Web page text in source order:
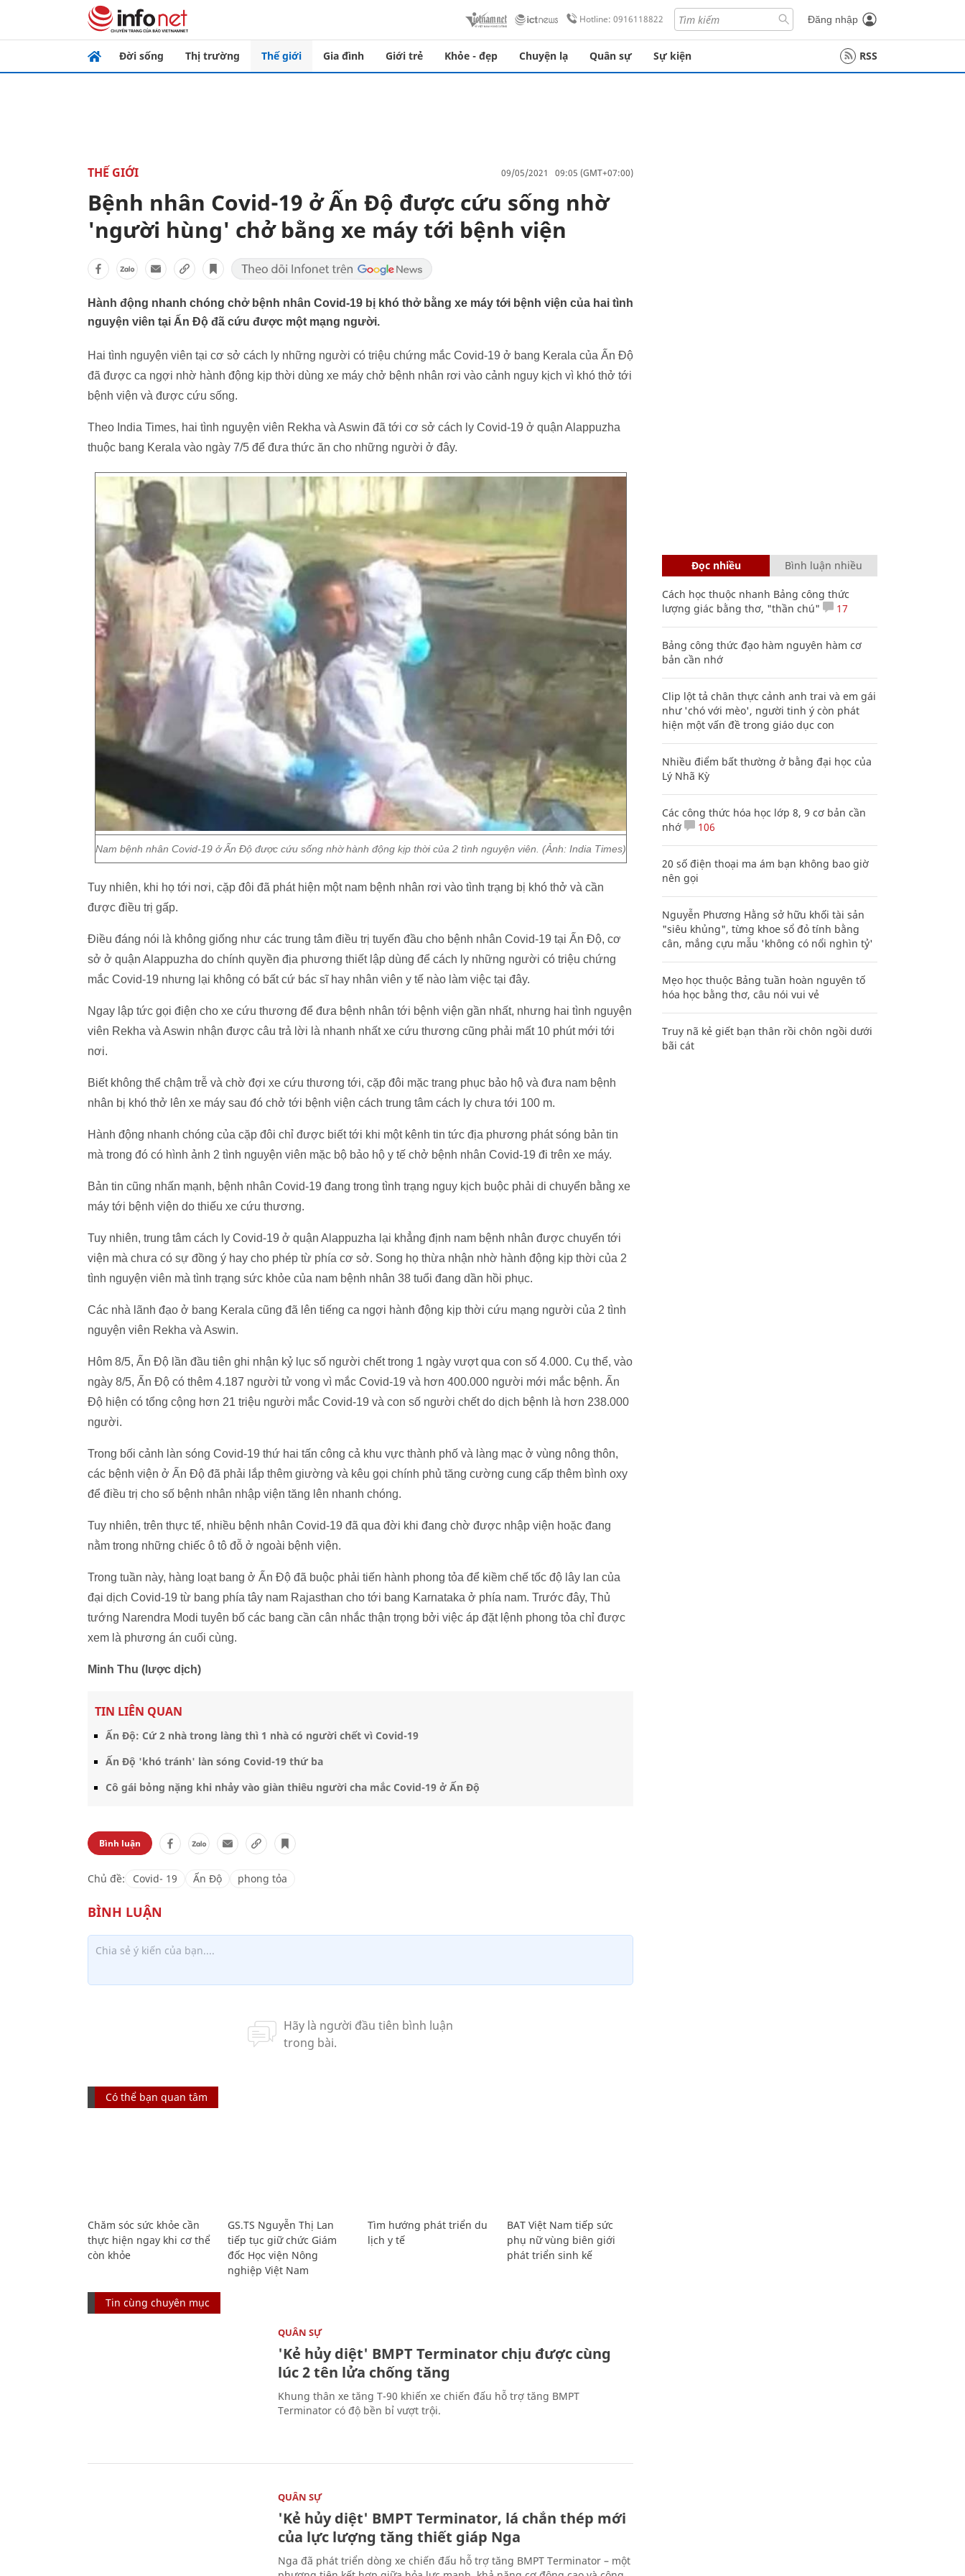
Hotline: 0916118822 Đăng nhập
Đời sống Thị trường Thế giới Gia đình Giới trẻ Khỏe - đẹp Chuyện lạ Quân sự Sự kiện RSS
THẾ GIỚI 09/05/2021 09:05 (GMT+07:00)
Bệnh nhân Covid-19 ở Ấn Độ được cứu sống nhờ
'người hùng' chở bằng xe máy tới bệnh viện
Hành động nhanh chóng chở bệnh nhân Covid-19 bị khó thở bằng xe máy tới bệnh viện của hai tình
nguyện viên tại Ấn Độ đã cứu được một mạng người.
Hai tình nguyện viên tại cơ sở cách ly những người có triệu chứng mắc Covid-19 ở bang Kerala của Ấn Độ
đã được ca ngợi nhờ hành động kịp thời dùng xe máy chở bệnh nhân rơi vào cảnh nguy kịch vì khó thở tới
bệnh viện và được cứu sống.
Theo India Times, hai tình nguyện viên Rekha và Aswin đã tới cơ sở cách ly Covid-19 ở quận Alappuzha
thuộc bang Kerala vào ngày 7/5 để đưa thức ăn cho những người ở đây.
Nam bệnh nhân Covid-19 ở Ấn Độ được cứu sống nhờ hành động kịp thời của 2 tình nguyện viên. (Ảnh: India Times)
Tuy nhiên, khi họ tới nơi, cặp đôi đã phát hiện một nam bệnh nhân rơi vào tình trạng bị khó thở và cần
được điều trị gấp.
Điều đáng nói là không giống như các trung tâm điều trị tuyến đầu cho bệnh nhân Covid-19 tại Ấn Độ, cơ
sở ở quận Alappuzha do chính quyền địa phương thiết lập dùng để cách ly những người có triệu chứng
mắc Covid-19 nhưng lại không có bất cứ bác sĩ hay nhân viên y tế nào làm việc tại đây.
Ngay lập tức gọi điện cho xe cứu thương để đưa bệnh nhân tới bệnh viện gần nhất, nhưng hai tình nguyện
viên Rekha và Aswin nhận được câu trả lời là nhanh nhất xe cứu thương cũng phải mất 10 phút mới tới
nơi.
Biết không thể chậm trễ và chờ đợi xe cứu thương tới, cặp đôi mặc trang phục bảo hộ và đưa nam bệnh
nhân bị khó thở lên xe máy sau đó chở tới bệnh viện cách trung tâm cách ly chưa tới 100 m.
Hành động nhanh chóng của cặp đôi chỉ được biết tới khi một kênh tin tức địa phương phát sóng bản tin
mà trong đó có hình ảnh 2 tình nguyện viên mặc bộ bảo hộ y tế chở bệnh nhân Covid-19 đi trên xe máy.
Bản tin cũng nhấn mạnh, bệnh nhân Covid-19 đang trong tình trạng nguy kịch buộc phải di chuyển bằng xe
máy tới bệnh viện do thiếu xe cứu thương.
Tuy nhiên, trung tâm cách ly Covid-19 ở quận Alappuzha lại khẳng định nam bệnh nhân được chuyển tới
viện mà chưa có sự đồng ý hay cho phép từ phía cơ sở. Song họ thừa nhận nhờ hành động kịp thời của 2
tình nguyện viên mà tình trạng sức khỏe của nam bệnh nhân 38 tuổi đang dần hồi phục.
Các nhà lãnh đạo ở bang Kerala cũng đã lên tiếng ca ngợi hành động kịp thời cứu mạng người của 2 tình
nguyện viên Rekha và Aswin.
Hôm 8/5, Ấn Độ lần đầu tiên ghi nhận kỷ lục số người chết trong 1 ngày vượt qua con số 4.000. Cụ thể, vào
ngày 8/5, Ấn Độ có thêm 4.187 người tử vong vì mắc Covid-19 và hơn 400.000 người mới mắc bệnh. Ấn
Độ hiện có tổng cộng hơn 21 triệu người mắc Covid-19 và con số người chết do dịch bệnh là hơn 238.000
người.
Trong bối cảnh làn sóng Covid-19 thứ hai tấn công cả khu vực thành phố và làng mạc ở vùng nông thôn,
các bệnh viện ở Ấn Độ đã phải lắp thêm giường và kêu gọi chính phủ tăng cường cung cấp thêm bình oxy
để điều trị cho số bệnh nhân nhập viện tăng lên nhanh chóng.
Tuy nhiên, trên thực tế, nhiều bệnh nhân Covid-19 đã qua đời khi đang chờ được nhập viện hoặc đang
nằm trong những chiếc ô tô đỗ ở ngoài bệnh viện.
Trong tuần này, hàng loạt bang ở Ấn Độ đã buộc phải tiến hành phong tỏa để kiềm chế tốc độ lây lan của
đại dịch Covid-19 từ bang phía tây nam Rajasthan cho tới bang Karnataka ở phía nam. Trước đây, Thủ
tướng Narendra Modi tuyên bố các bang cần cân nhắc thận trọng bởi việc áp đặt lệnh phong tỏa chỉ được
xem là phương án cuối cùng.
Minh Thu (lược dịch)
TIN LIÊN QUAN
Ấn Độ: Cứ 2 nhà trong làng thì 1 nhà có người chết vì Covid-19
Ấn Độ 'khó tránh' làn sóng Covid-19 thứ ba
Cô gái bỏng nặng khi nhảy vào giàn thiêu người cha mắc Covid-19 ở Ấn Độ
Bình luận
Chủ đề: Covid- 19 Ấn Độ phong tỏa
Có thể bạn quan tâm
Chăm sóc sức khỏe cần
thực hiện ngay khi cơ thể
còn khỏe
GS.TS Nguyễn Thị Lan
tiếp tục giữ chức Giám
đốc Học viện Nông
nghiệp Việt Nam
Tìm hướng phát triển du
lịch y tế
BAT Việt Nam tiếp sức
phụ nữ vùng biên giới
phát triển sinh kế
Tin cùng chuyên mục
QUÂN SỰ
'Kẻ hủy diệt' BMPT Terminator chịu được cùng
lúc 2 tên lửa chống tăng
Khung thân xe tăng T-90 khiến xe chiến đấu hỗ trợ tăng BMPT
Terminator có độ bền bỉ vượt trội.
QUÂN SỰ
'Kẻ hủy diệt' BMPT Terminator, lá chắn thép mới
của lực lượng tăng thiết giáp Nga
Nga đã phát triển dòng xe chiến đấu hỗ trợ tăng BMPT Terminator – một
Đọc nhiều Bình luận nhiều
Cách học thuộc nhanh Bảng công thức
lượng giác bằng thơ, "thần chú"
17
Bảng công thức đạo hàm nguyên hàm cơ
bản cần nhớ
Clip lột tả chân thực cảnh anh trai và em gái
như 'chó với mèo', người tinh ý còn phát
hiện một vấn đề trong giáo dục con
Nhiều điểm bất thường ở bằng đại học của
Lý Nhã Kỳ
Các công thức hóa học lớp 8, 9 cơ bản cần
nhớ
106
20 số điện thoại ma ám bạn không bao giờ
nên gọi
Nguyễn Phương Hằng sở hữu khối tài sản
"siêu khủng", từng khoe sổ đỏ tính bằng
cân, mắng cựu mẫu 'không có nổi nghìn tỷ'
Mẹo học thuộc Bảng tuần hoàn nguyên tố
hóa học bằng thơ, câu nói vui vẻ
Truy nã kẻ giết bạn thân rồi chôn ngồi dưới
bãi cát